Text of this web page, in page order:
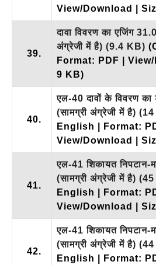
View/Download |
39.
दावा विवरण का एजिंग
अंग्रेजी में है) (9.4 KB)
Format: PDF |
9 KB)
40.
एल-40 दावों के विवरण
(सामग्री अंग्रेजी में है)
English | Format:
View/Download |
41.
एल-41 शिकायत निपटान-
(सामग्री अंग्रेजी में है)
English | Format:
View/Download |
42.
एल-41 शिकायत निपटान-
(सामग्री अंग्रेजी में है)
English | Format: